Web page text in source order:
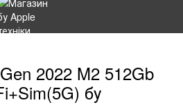
2022 M2 512Gb
бу